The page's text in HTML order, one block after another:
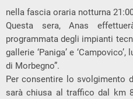
nella fascia oraria notturna
Questa sera, Anas
programmata degli impianti
gallerie ‘Paniga’ e
di Morbegno”.
Per consentire lo svolgimento
sarà chiusa al traffico dal km